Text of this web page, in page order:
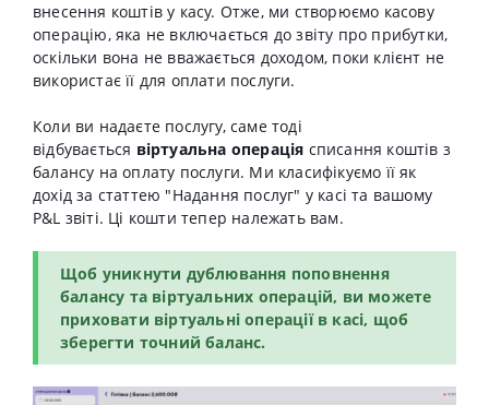
внесення коштів у касу. Отже, ми створюємо касову
операцію, яка не включається до звіту про прибутки,
оскільки вона не вважається доходом, поки клієнт не
використає її для оплати послуги.
Коли ви надаєте послугу, саме тоді
відбувається віртуальна операція списання коштів з
балансу на оплату послуги. Ми класифікуємо її як
дохід за статтею "Надання послуг" у касі та вашому
P&L звіті. Ці кошти тепер належать вам.
Щоб уникнути дублювання поповнення
балансу та віртуальних операцій, ви можете
приховати віртуальні операції в касі, щоб
зберегти точний баланс.